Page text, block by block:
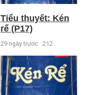
Tiểu thuyết: Kén
rể (P17)
29 ngày trước 212